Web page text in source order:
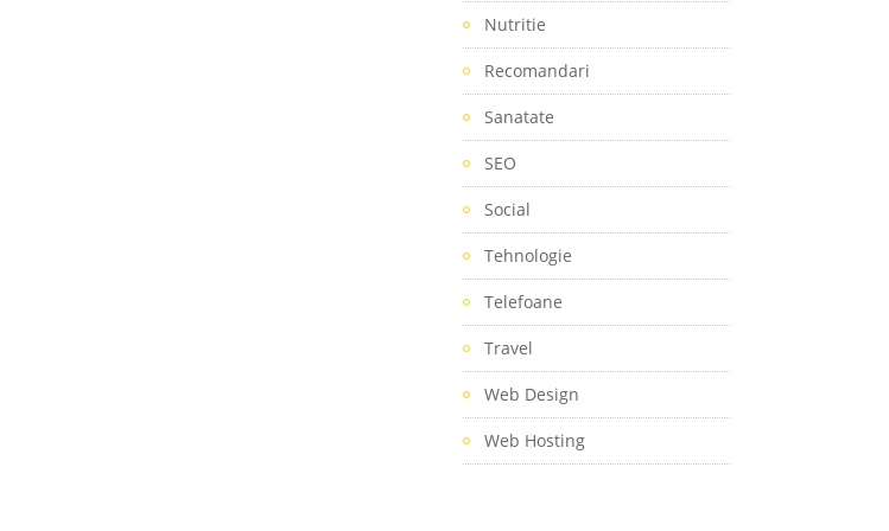
Nutritie
Recomandari
Sanatate
SEO
Social
Tehnologie
Telefoane
Travel
Web Design
Web Hosting